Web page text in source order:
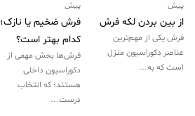
پیش
از بین بردن لکه فرش
فرش یکی از مهم‌ترین
عناصر دکوراسیون منزل
است که به...
پیش
فرش ضخیم یا نازک؛
کدام بهتر است؟
فرش‌ها بخش مهمی از
دکوراسیون داخلی
هستند؛ که انتخاب
درست...